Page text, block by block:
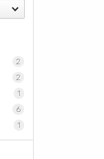
2
2
1
6
1